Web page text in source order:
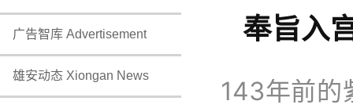
广告智库 Advertisement
雄安动态 Xiongan News
奉旨入
143年前的